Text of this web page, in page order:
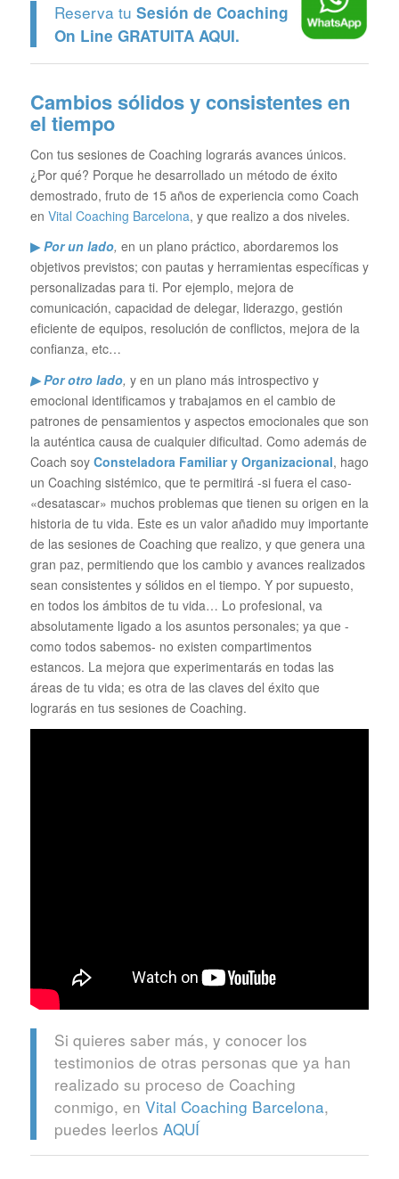
Reserva tu Sesión de Coaching
On Line GRATUITA AQUI.
Cambios sólidos y consistentes en
el tiempo
Con tus sesiones de Coaching lograrás avances únicos.
¿Por qué? Porque he desarrollado un método de éxito
demostrado, fruto de 15 años de experiencia como Coach
en Vital Coaching Barcelona, y que realizo a dos niveles.
▶Por un lado, en un plano práctico, abordaremos los
objetivos previstos; con pautas y herramientas específicas y
personalizadas para ti. Por ejemplo, mejora de
comunicación, capacidad de delegar, liderazgo, gestión
eficiente de equipos, resolución de conflictos, mejora de la
confianza, etc…
▶ Por otro lado, y en un plano más introspectivo y
emocional identificamos y trabajamos en el cambio de
patrones de pensamientos y aspectos emocionales que son
la auténtica causa de cualquier dificultad. Como además de
Coach soy Consteladora Familiar y Organizacional, hago
un Coaching sistémico, que te permitirá -si fuera el caso-
«desatascar» muchos problemas que tienen su origen en la
historia de tu vida. Este es un valor añadido muy importante
de las sesiones de Coaching que realizo, y que genera una
gran paz, permitiendo que los cambio y avances realizados
sean consistentes y sólidos en el tiempo. Y por supuesto,
en todos los ámbitos de tu vida… Lo profesional, va
absolutamente ligado a los asuntos personales; ya que -
como todos sabemos- no existen compartimentos
estancos. La mejora que experimentarás en todas las
áreas de tu vida; es otra de las claves del éxito que
lograrás en tus sesiones de Coaching.
Si quieres saber más, y conocer los
testimonios de otras personas que ya han
realizado su proceso de Coaching
conmigo, en Vital Coaching Barcelona,
puedes leerlos AQUÍ